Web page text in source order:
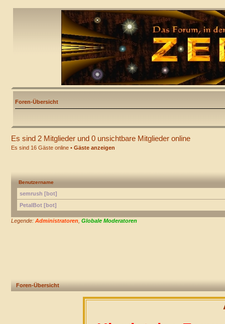
Foren-Übersicht
Es sind 2 Mitglieder und 0 unsichtbare Mitglieder online
Es sind 16 Gäste online • Gäste anzeigen
Benutzername
semrush [bot]
PetalBot [bot]
Legende: Administratoren Globale Moderatoren
Foren-Übersicht